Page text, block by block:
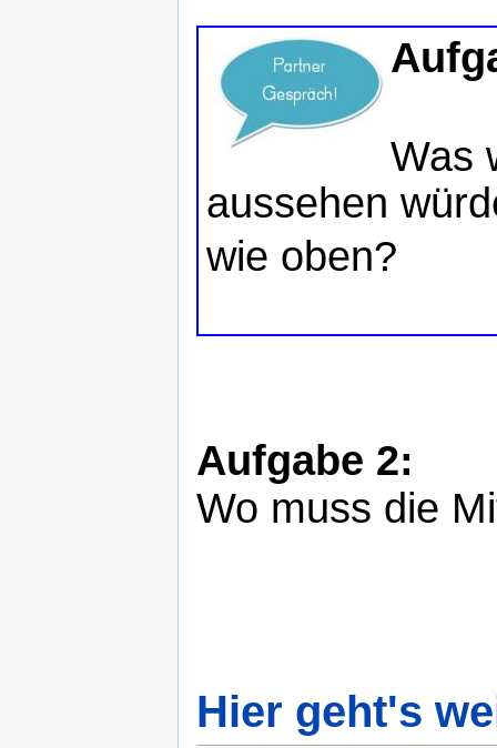
Was
aussehen
wie oben?
Aufgabe 2:
Wo muss die
Hier geht's